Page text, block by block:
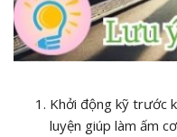
Khởi động kỹ trước
luyện giúp làm ấm